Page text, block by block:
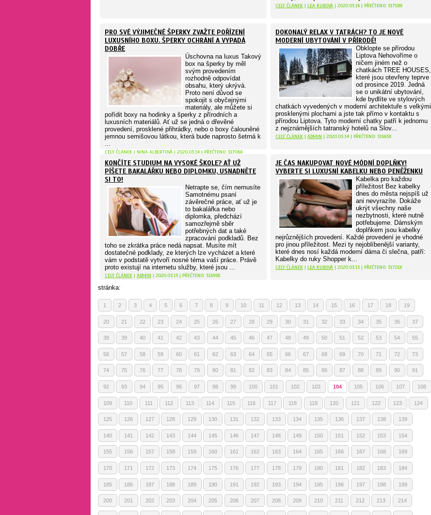
CELÝ ČLÁNEK | LEA KUBOVÁ | 2020.03.16 | PŘEČTENO: 31758X
PRO SVÉ VÝJIMEČNÉ ŠPERKY ZVAŽTE POŘÍZENÍ
LUXUSNÍHO BOXU. ŠPERKY OCHRÁNÍ A VYPADÁ
DOBŘE
Úschovna na luxus Takový
box na šperky by měl
svým provedením
rozhodně odpovídat
obsahu, který ukrývá.
Proto není důvod se
spokojit s obyčejnými
materiály, ale můžete si
pořídit boxy na hodinky a šperky z přírodních a
luxusních materiálů. Ať už se jedná o dřevěné
provedení, prosklené přihrádky, nebo o boxy čalouněné
jemnou semišovou látkou, která bude naprosto šetrná k
...
CELÝ ČLÁNEK | NINA ALBERTOVÁ | 2020.03.14 | PŘEČTENO: 31706X
DOKONALÝ RELAX V TATRÁCH? TO JE NOVÉ
MODERNÍ UBYTOVÁNÍ V PŘÍRODĚ!
Obklopte se přírodou
Liptova Nehovoříme o
ničem jiném než o
chatkách TREE HOUSES,
které jsou otevřeny teprve
od prosince 2019. Jedná
se o unikátní ubytování,
kde bydlíte ve stylových
chatkách vyvedených v moderní architektuře s velkými
prosklenými plochami a jste tak přímo v kontaktu s
přírodou Liptova. Tyto moderní chatky patří k jednomu
z nejznámějších tatranský hotelů na Slov...
CELÝ ČLÁNEK |ADMIN | 2020.03.14 | PŘEČTENO: 31663X
KONČÍTE STUDIUM NA VYSOKÉ ŠKOLE? AŤ UŽ
PÍŠETE BAKALÁŘKU NEBO DIPLOMKU, USNADNĚTE
SI TO!
Netrapte se, čím nemusíte
Samotnému psaní
závěrečné práce, ať už je
to bakalářka nebo
diplomka, předchází
samozřejmě sběr
potřebných dat a také
zpracování podkladů. Bez
toho se zkrátka práce nedá napsat. Musíte mít
dostatečné podklady, ze kterých lze vycházet a které
vám v podstatě vytvoří nosné téma vaší práce. Právě
proto existují na internetu služby, které jsou ...
CELÝ ČLÁNEK | ADMIN | 2020.03.13 | PŘEČTENO: 31699X
JE ČAS NAKUPOVAT NOVÉ MÓDNÍ DOPLŇKY!
VYBERTE SI LUXUSNÍ KABELKU NEBO PENĚŽENKU
Kabelka pro každou
příležitost Bez kabelky
dnes do města nejspíš už
ani nevyrazíte. Dokáže
ukrýt všechny naše
nezbytnosti, které nutně
potřebujeme. Dámským
doplňkem jsou kabelky
nejrůznějších provedení. Každé provedení je vhodné
pro jinou příležitost. Mezi ty nejoblíbenější varianty,
které dnes nosí každá moderní dáma či slečna, patří:
Kabelky do ruky Shopper k...
CELÝ ČLÁNEK | LEA KUBOVÁ | 2020.03.13 | PŘEČTENO: 31701X
stránka:
1 2 3 4 5 6 7 8 9 10 11 12 13 14 15 16 17 18 19
20 21 22 23 24 25 26 27 28 29 30 31 32 33 34 35 36 37
38 39 40 41 42 43 44 45 46 47 48 49 50 51 52 53 54 55
56 57 58 59 60 61 62 63 64 65 66 67 68 69 70 71 72 73
74 75 76 77 78 79 80 81 82 83 84 85 86 87 88 89 90 91
92 93 94 95 96 97 98 99 100 101 102 103 104 105 106 107 108
109 110 111 112 113 114 115 116 117 118 119 120 121 122 123 124
125 126 127 128 129 130 131 132 133 134 135 136 137 138 139
140 141 142 143 144 145 146 147 148 149 150 151 152 153 154
155 156 157 158 159 160 161 162 163 164 165 166 167 168 169
170 171 172 173 174 175 176 177 178 179 180 181 182 183 184
185 186 187 188 189 190 191 192 193 194 195 196 197 198 199
200 201 202 203 204 205 206 207 208 209 210 211 212 213 214